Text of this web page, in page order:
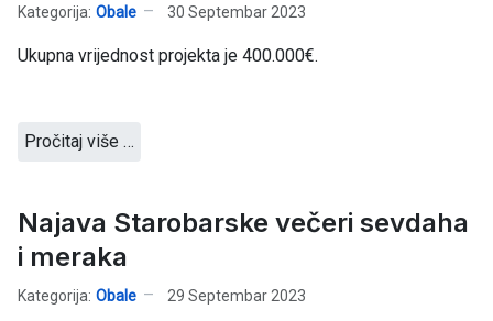
Kategorija: Obale 30 Septembar 2023
Ukupna vrijednost projekta je 400.000€.
Pročitaj više …
Najava Starobarske večeri sevdaha
i meraka
Kategorija: Obale 29 Septembar 2023